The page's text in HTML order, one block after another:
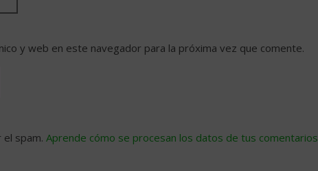
y web en este navegador para la próxima vez que comente.
spam. Aprende cómo se procesan los datos de tus comentarios